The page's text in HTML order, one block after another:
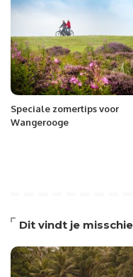
Speciale zomertips voor
Wangerooge
Dit vindt je